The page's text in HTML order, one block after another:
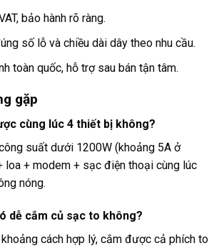
bảo hành rõ ràng.
số lỗ và chiều dài dây theo nhu cầu.
toàn quốc, hỗ trợ sau bán tận tâm.
gặp
cùng lúc 4 thiết bị không?
suất dưới 1200W (khoảng 5A ở
loa + modem + sạc điện thoại cùng lúc
nóng.
dễ cắm củ sạc to không?
cách hợp lý, cắm được cả phích to